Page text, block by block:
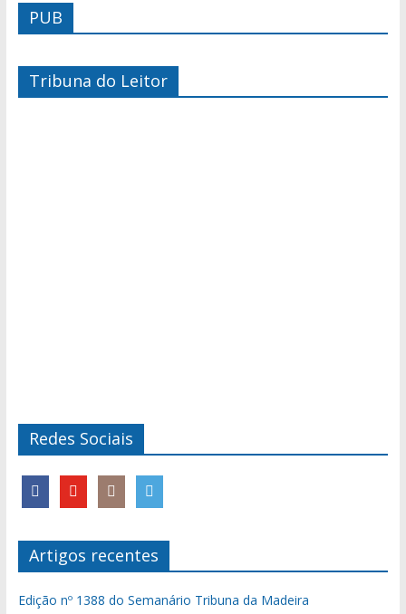
PUB
Tribuna do Leitor
Redes Sociais
Artigos recentes
Edição nº 1388 do Semanário Tribuna da Madeira